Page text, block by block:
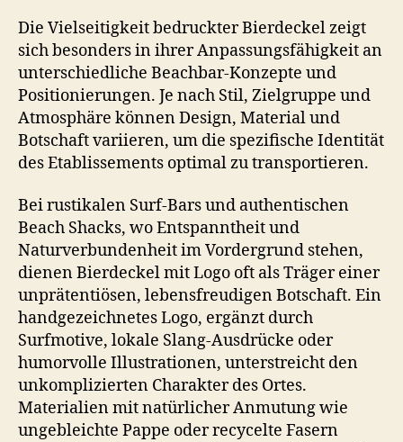
Die Vielseitigkeit bedruckter Bierdeckel zeigt
sich besonders in ihrer Anpassungsfähigkeit an
unterschiedliche Beachbar-Konzepte und
Positionierungen. Je nach Stil, Zielgruppe und
Atmosphäre können Design, Material und
Botschaft variieren, um die spezifische Identität
des Etablissements optimal zu transportieren.
Bei rustikalen Surf-Bars und authentischen
Beach Shacks, wo Entspanntheit und
Naturverbundenheit im Vordergrund stehen,
dienen Bierdeckel mit Logo oft als Träger einer
unprätentiösen, lebensfreudigen Botschaft. Ein
handgezeichnetes Logo, ergänzt durch
Surfmotive, lokale Slang-Ausdrücke oder
humorvolle Illustrationen, unterstreicht den
unkomplizierten Charakter des Ortes.
Materialien mit natürlicher Anmutung wie
ungebleichte Pappe oder recycelte Fasern